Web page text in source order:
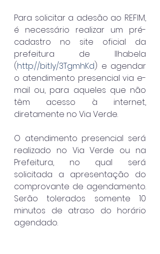
Para solicitar a adesão ao REFIM,
é necessário realizar um pré-
cadastro no site oficial da
prefeitura de Ilhabela
(http://bit.ly/3TgmhKd) e agendar
o atendimento presencial via e-
mail ou, para aqueles que não
têm acesso à internet,
diretamente no Via Verde.
O atendimento presencial será
realizado no Via Verde ou na
Prefeitura, no qual será
solicitada a apresentação do
comprovante de agendamento.
Serão tolerados somente 10
minutos de atraso do horário
agendado.